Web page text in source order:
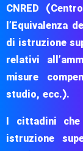
CNRED
l’Equivalenza
di istruzione
relativi
misure
studio, ecc.).
I cittadini che
istruzione